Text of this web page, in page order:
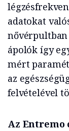
adatokat
nővérpultban
ápolók így
mért
az
felvételével
Az Entremo